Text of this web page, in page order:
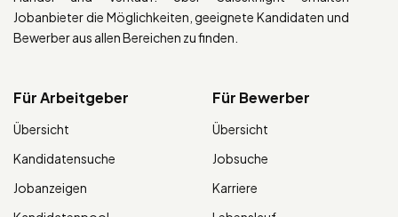
Jobanbieter die Möglichkeiten, geeignete Kandidaten und
Bewerber aus allen Bereichen zu finden.
Für Arbeitgeber
Übersicht
Kandidatensuche
Jobanzeigen
Für Bewerber
Übersicht
Jobsuche
Karriere